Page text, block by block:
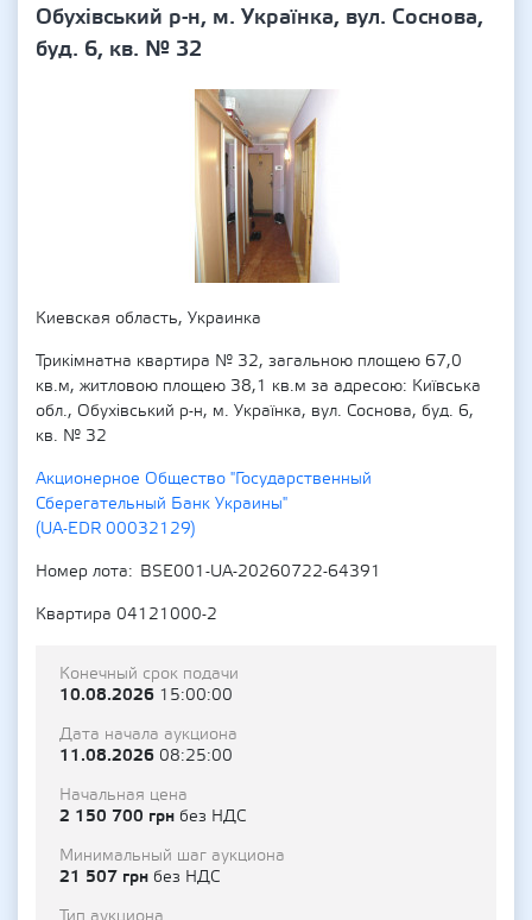
Обухівський р-н, м. Українка, вул. Соснова,
буд. 6, кв. № 32
Киевская область, Украинка
Трикімнатна квартира № 32, загальною площею 67,0
кв.м, житловою площею 38,1 кв.м за адресою: Київська
обл., Обухівський р-н, м. Українка, вул. Соснова, буд. 6,
кв. № 32
Акционерное Общество "Государственный
Сберегательный Банк Украины"
(UA-EDR 00032129)
Номер лота
BSE001-UA-20260722-64391
Квартира 04121000-2
Конечный срок подачи
10.08.2026 15:00:00
Дата начала аукциона
11.08.2026 08:25:00
Начальная цена
2 150 700 грн без НДС
Минимальный шаг аукциона
21 507 грн без НДС